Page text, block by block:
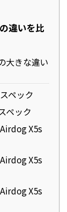
違いを比
大きな違い
ペック
ペック
X5s
X5s
X5s